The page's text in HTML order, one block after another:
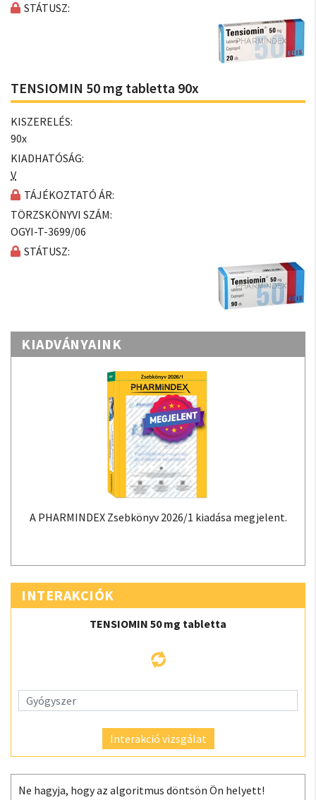
STÁTUSZ:
TENSIOMIN 50 mg tabletta 90x
KISZERELÉS:
90x
KIADHATÓSÁG:
V
TÁJÉKOZTATÓ ÁR:
TÖRZSKÖNYVI SZÁM:
OGYI-T-3699/06
STÁTUSZ:
KIADVÁNYAINK
A PHARMINDEX Zsebkönyv 2026/1 kiadása megjelent.
INTERAKCIÓK
TENSIOMIN 50 mg tabletta
Interakció vizsgálat
Ne hagyja, hogy az algoritmus döntsön Ön helyett!